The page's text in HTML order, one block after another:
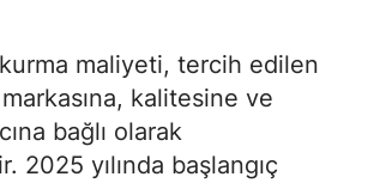
maliyeti, tercih edilen
kalitesine ve
bağlı olarak
2025 yılında başlangıç